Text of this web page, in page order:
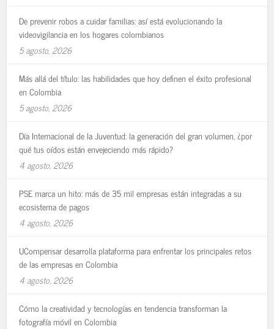
De prevenir robos a cuidar familias: así está evolucionando la
videovigilancia en los hogares colombianos
5 agosto, 2026
Más allá del título: las habilidades que hoy definen el éxito profesional
en Colombia
5 agosto, 2026
Día Internacional de la Juventud: la generación del gran volumen, ¿por
qué tus oídos están envejeciendo más rápido?
4 agosto, 2026
PSE marca un hito: más de 35 mil empresas están integradas a su
ecosistema de pagos
4 agosto, 2026
UCompensar desarrolla plataforma para enfrentar los principales retos
de las empresas en Colombia
4 agosto, 2026
Cómo la creatividad y tecnologías en tendencia transforman la
fotografía móvil en Colombia